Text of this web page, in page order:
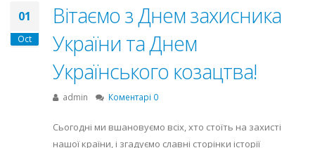
01
Oct
Вітаємо з Днем захисника
України та Днем
Українського козацтва!
admin Коментарі 0
Сьогодні ми вшановуємо всіх, хто стоїть на захисті
нашої країни, і згадуємо славні сторінки історії